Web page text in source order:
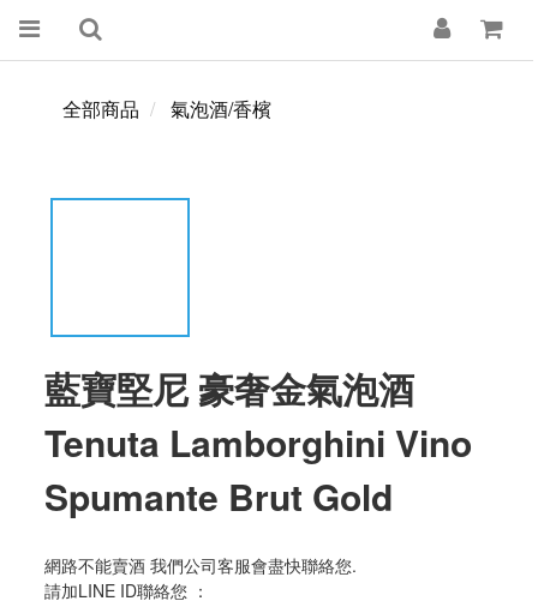
全部商品 氣泡酒/香檳
藍寶堅尼 豪奢金氣泡酒
Tenuta Lamborghini Vino
Spumante Brut Gold
網路不能賣酒 我們公司客服會盡快聯絡您.
請加LINE ID聯絡您 ：